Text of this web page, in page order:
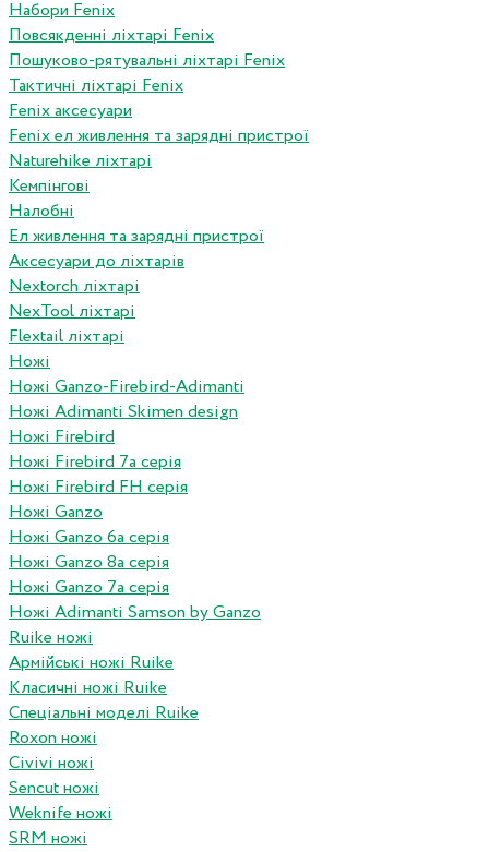
Набори Fenix
Повсякденні ліхтарі Fenix
Пошуково-рятувальні ліхтарі Fenix
Тактичні ліхтарі Fenix
Fenix аксесуари
Fenix ел живлення та зарядні пристрої
Naturehike ліхтарі
Кемпінгові
Налобні
Ел живлення та зарядні пристрої
Аксесуари до ліхтарів
Nextorch ліхтарі
NexTool ліхтарі
Flextail ліхтарі
Ножі
Ножі Ganzo-Firebird-Adimanti
Ножі Adimanti Skimen design
Ножі Firebird
Ножі Firebird 7а серія
Ножі Firebird FH серія
Ножі Ganzo
Ножі Ganzo 6а серія
Ножі Ganzo 8а серія
Ножі Ganzo 7а серія
Ножі Adimanti Samson by Ganzo
Ruike ножі
Армійські ножі Ruike
Класичні ножі Ruike
Спеціальні моделі Ruike
Roxon ножi
Civivi ножі
Sencut ножі
Weknife ножі
SRM ножі